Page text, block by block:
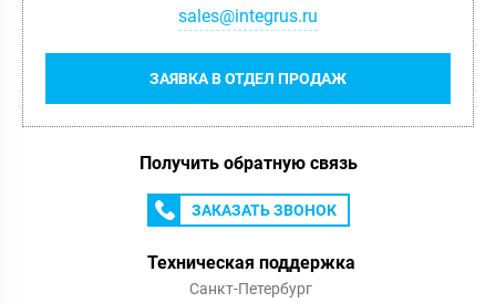
ЗАЯВКА В ОТДЕЛ ПРОДАЖ
sales@integrus.ru
Получить обратную связь
ЗАКАЗАТЬ ЗВОНОК
Техническая поддержка
Санкт-Петербург